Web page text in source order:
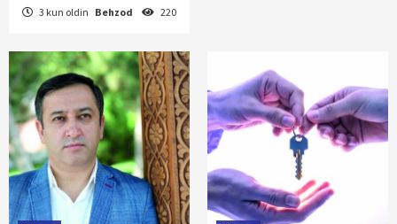
3 kun oldin Behzod 220